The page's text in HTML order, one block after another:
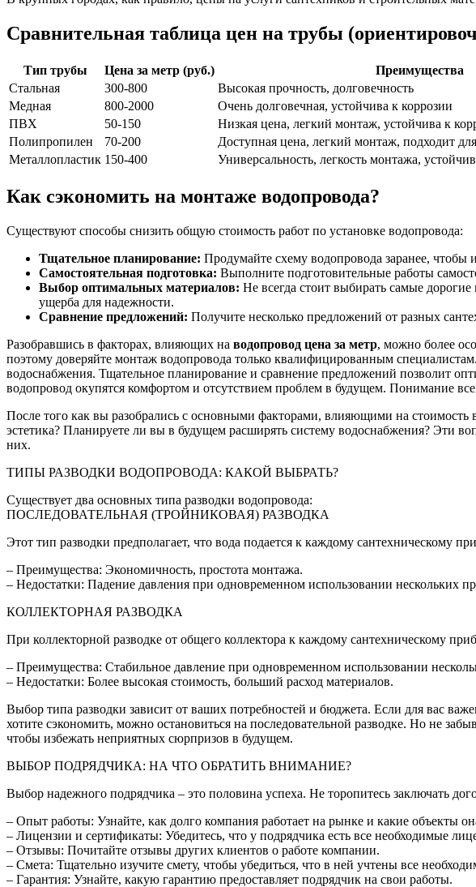
Сравнительная таблица цен на трубы
Тип трубы Цена за метр (руб.) Преимущества
Стальная
300-800 Высокая прочность, долговечность
Медная
800-2000 Очень долговечная, устойчива к коррозии
ПВХ
50-150 Низкая цена, легкий монтаж, устойчива к
Полипропилен
70-200 Доступная цена, легкий монтаж, подходит
Металлопластик 150-400 Универсальность, легкость монтажа,
Как сэкономить на монтаже водопровода?
Существуют способы снизить общую стоимость работ по установке водопровода:
Тщательное планирование: Продумайте схему водопровода заранее, чтобы
Самостоятельная подготовка: Выполните подготовительные работы
Выбор оптимальных материалов: Не всегда стоит выбирать самые
ущерба для надежности.
Сравнение предложений: Получите несколько предложений от разных
Разобравшись в факторах, влияющих на водопровод цена за метр, можно более
поэтому доверяйте монтаж водопровода только квалифицированным
водоснабжения. Тщательное планирование и сравнение предложений позволит
водопровод окупятся комфортом и отсутствием проблем в будущем. Понимание
После того как вы разобрались с основными факторами, влияющими на
эстетика? Планируете ли вы в будущем расширять систему водоснабжения? Эти
них.
ТИПЫ РАЗВОДКИ ВОДОПРОВОДА: КАКОЙ ВЫБРАТЬ?
Существует два основных типа разводки водопровода:
ПОСЛЕДОВАТЕЛЬНАЯ (ТРОЙНИКОВАЯ) РАЗВОДКА
Этот тип разводки предполагает, что вода подается к каждому сантехническому
– Преимущества: Экономичность, простота монтажа.
– Недостатки: Падение давления при одновременном использовании нескольких
КОЛЛЕКТОРНАЯ РАЗВОДКА
При коллекторной разводке от общего коллектора к каждому сантехническому
– Преимущества: Стабильное давление при одновременном использовании
– Недостатки: Более высокая стоимость, больший расход материалов.
Выбор типа разводки зависит от ваших потребностей и бюджета. Если для вас
хотите сэкономить, можно остановиться на последовательной разводке. Но не
чтобы избежать неприятных сюрпризов в будущем.
ВЫБОР ПОДРЯДЧИКА: НА ЧТО ОБРАТИТЬ ВНИМАНИЕ?
Выбор надежного подрядчика – это половина успеха. Не торопитесь заключать
– Опыт работы: Узнайте, как долго компания работает на рынке и какие объекты
– Лицензии и сертификаты: Убедитесь, что у подрядчика есть все необходимые
– Отзывы: Почитайте отзывы других клиентов о работе компании.
– Смета: Тщательно изучите смету, чтобы убедиться, что в ней учтены все
– Гарантия: Узнайте, какую гарантию предоставляет подрядчик на свои работы.